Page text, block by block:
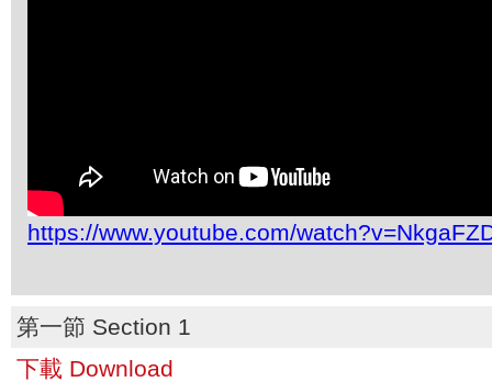
https://www.youtube.com/
第一節 Section 1
下載 Download